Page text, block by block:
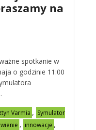
na
spotkanie w
o godzinie 11:00
Varmia , Symulator
, innowacje ,